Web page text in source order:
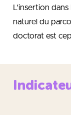
L'insertion
naturel du
doctorat est